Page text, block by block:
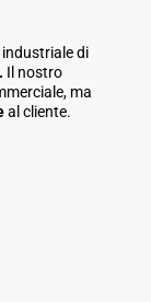
di
Il nostro
ma
al cliente.